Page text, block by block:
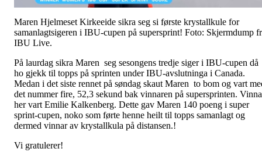
Maren Hjelmeset Kirkeeide sikra seg si første krystallkule for
samanlagtsigeren i IBU-cupen på supersprint! Foto: Skjermdump
IBU Live.
På laurdag sikra Maren seg sesongens tredje siger i IBU-cupen då
ho gjekk til topps på sprinten under IBU-avslutninga i Canada.
Medan i det siste rennet på søndag skaut Maren to bom og vart
det nummer fire, 52,3 sekund bak vinnaren på supersprinten.
her vart Emilie Kalkenberg. Dette gav Maren 140 poeng i super
sprint-cupen, noko som førte henne heilt til topps samanlagt og
dermed vinnar av krystallkula på distansen.!
Vi gratulerer!